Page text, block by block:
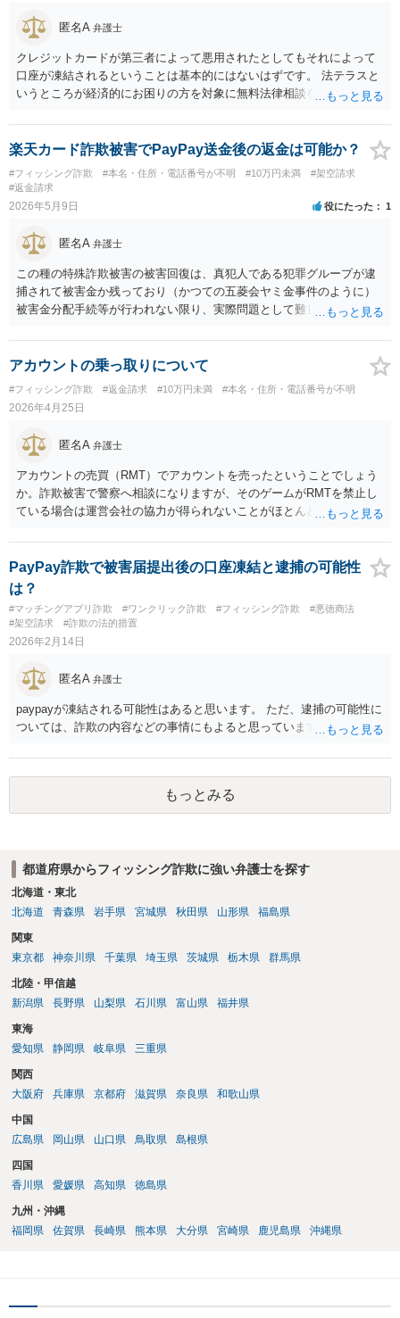
匿名A 弁護士
クレジットカードが第三者によって悪用されたとしてもそれによって
口座が凍結されるということは基本的にはないはずです。 法テラスと
いうところが経済的にお困りの方を対象に無料法律相談を行っていま
楽天カード詐欺被害でPayPay送金後の返金は可能か？
#フィッシング詐欺 #本名・住所・電話番号が不明 #10万円未満
#架空請求
#返金請求
2026年5月9日 役にたった 1
匿名A 弁護士
この種の特殊詐欺被害の被害回復は、真犯人である犯罪グループが逮
捕されて被害金か残っており（かつての五菱会ヤミ金事件のように）
被害金分配手続等が行われない限り、実際問題として難しいのが現実
アカウントの乗っ取りについて
#フィッシング詐欺 #返金請求 #10万円未満 #本名・住所・電話番号が不明
2026年4月25日
匿名A 弁護士
アカウントの売買（RMT）でアカウントを売ったということでしょう
か。詐欺被害で警察へ相談になりますが、そのゲームがRMTを禁止し
ている場合は運営会社の協力が得られないことがほとんどであるため
仮にアカウントを取り戻せたとしてもそのアカウントはBANされ最悪
の場合出禁になることもある）、弁護士が関与しても（民事の手続
で）相手を特定することが困難であり、警察も自業自得として動きが
鈍いことが多いです。
PayPay詐欺で被害届提出後の口座凍結と逮捕の可能性
は？
#マッチングアプリ詐欺 #ワンクリック詐欺 #フィッシング詐欺
#悪徳商法
#架空請求
#詐欺の法的措置
2026年2月14日
匿名A 弁護士
paypayが凍結される可能性はあると思います。 ただ、逮捕の可能性に
ついては、詐欺の内容などの事情にもよると思っています。
もっとみる
都道府県からフィッシング詐欺に強い弁護士を探す
北海道・東北
北海道
青森県 岩手県 宮城県 秋田県 山形県 福島県
関東
東京都
神奈川県 千葉県 埼玉県 茨城県 栃木県 群馬県
北陸・甲信越
新潟県
長野県 山梨県 石川県 富山県 福井県
東海
愛知県
静岡県 岐阜県 三重県
関西
大阪府
兵庫県 京都府 滋賀県 奈良県 和歌山県
中国
広島県
岡山県 山口県 鳥取県 島根県
四国
香川県
愛媛県 高知県 徳島県
九州・沖縄
福岡県
佐賀県 長崎県 熊本県 大分県 宮崎県 鹿児島県 沖縄県